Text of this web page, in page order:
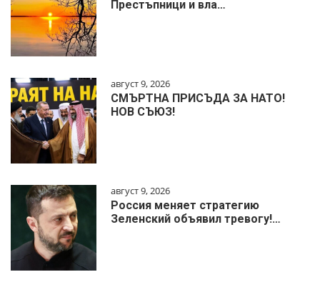
Престъпници и вла…
август 9, 2026
СМЪРТНА ПРИСЪДА ЗА НАТО!
НОВ СЪЮЗ!
август 9, 2026
Россия меняет стратегию
Зеленский объявил тревогу!…